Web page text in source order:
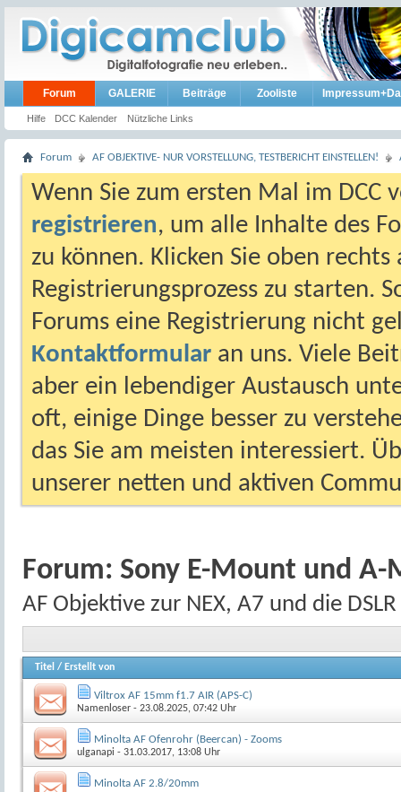
Forum
Hilfe DCC Kalender Nützliche Links
GALERIE Beiträge Zooliste
Forum AF OBJEKTIVE- NUR VORSTELLUNG, TESTBERICHT EINSTELLEN!
Wenn Sie zum ersten Mal im DCC
registrieren, um alle Inhalte des
zu können. Klicken Sie oben
Registrierungsprozess zu starten.
Forums eine Registrierung nicht
Kontaktformular an uns. Viele
aber ein lebendiger Austausch
oft, einige Dinge besser zu
das Sie am meisten interessiert.
unserer netten und aktiven
Forum: Sony E-Mount und A-
AF Objektive zur NEX, A7 und die
Titel / Erstellt von
Viltrox AF 15mm f1.7 AIR (APS-C)
Namenloser - 23.08.2025, 07:42 Uhr
Minolta AF Ofenrohr (Beercan) - Zooms
ulganapi - 31.03.2017, 13:08 Uhr
Minolta AF 2.8/20mm